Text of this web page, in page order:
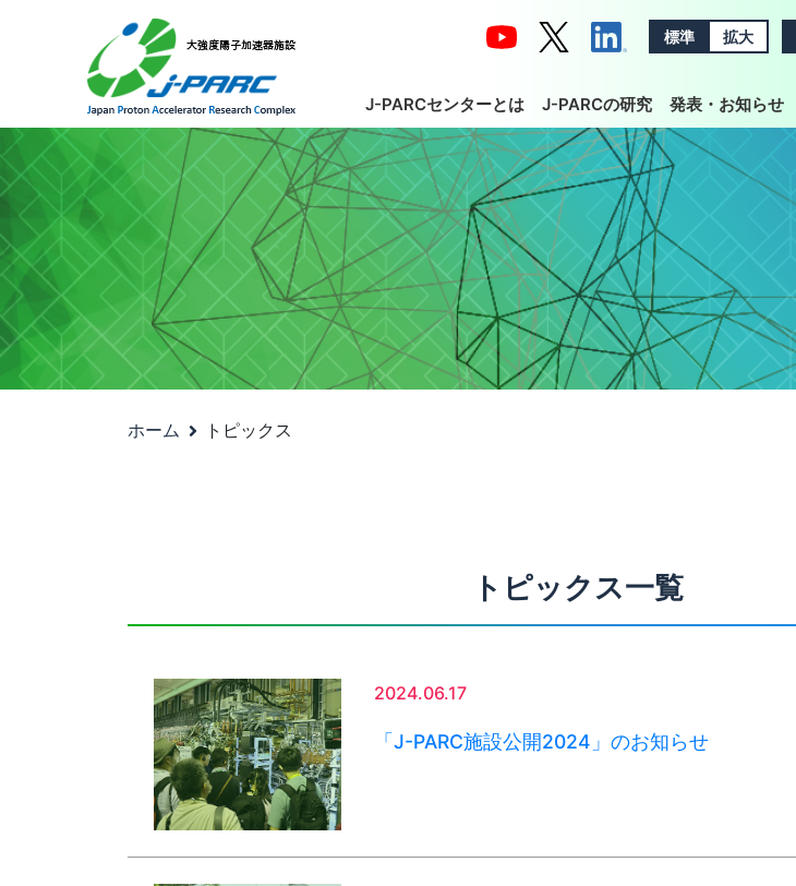
標準 拡大
J-PARCセンターとは J-PARCの研究 発表・お知らせ
ホーム トピックス
トピックス一覧
2024.06.17
「J-PARC施設公開2024」のお知らせ